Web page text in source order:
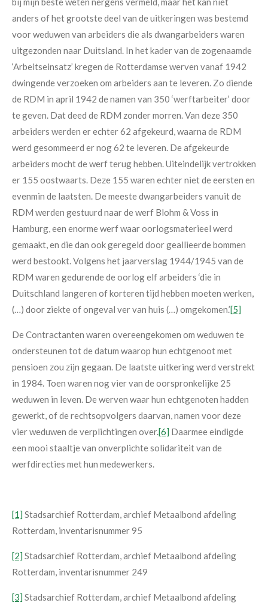
anders of het grootste deel van de uitkeringen was bestemd
voor weduwen van arbeiders die als dwangarbeiders waren
uitgezonden naar Duitsland. In het kader van de zogenaamde
‘Arbeitseinsatz’ kregen de Rotterdamse werven vanaf 1942
dwingende verzoeken om arbeiders aan te leveren. Zo diende
de RDM in april 1942 de namen van 350 ‘werftarbeiter’ door
te geven. Dat deed de RDM zonder morren. Van deze 350
arbeiders werden er echter 62 afgekeurd, waarna de RDM
werd gesommeerd er nog 62 te leveren. De afgekeurde
arbeiders mocht de werf terug hebben. Uiteindelijk vertrokken
er 155 oostwaarts. Deze 155 waren echter niet de eersten en
evenmin de laatsten. De meeste dwangarbeiders vanuit de
RDM werden gestuurd naar de werf Blohm & Voss in
Hamburg, een enorme werf waar oorlogsmaterieel werd
gemaakt, en die dan ook geregeld door geallieerde bommen
werd bestookt. Volgens het jaarverslag 1944/1945 van de
RDM waren gedurende de oorlog elf arbeiders ‘die in
Duitschland langeren of korteren tijd hebben moeten werken,
(…) door ziekte of ongeval ver van huis (…) omgekomen.’[5]
De Contractanten waren overeengekomen om weduwen te
ondersteunen tot de datum waarop hun echtgenoot met
pensioen zou zijn gegaan. De laatste uitkering werd verstrekt
in 1984. Toen waren nog vier van de oorspronkelijke 25
weduwen in leven. De werven waar hun echtgenoten hadden
gewerkt, of de rechtsopvolgers daarvan, namen voor deze
vier weduwen de verplichtingen over.[6] Daarmee eindigde
een mooi staaltje van onverplichte solidariteit van de
werfdirecties met hun medewerkers.
[1] Stadsarchief Rotterdam, archief Metaalbond afdeling
Rotterdam, inventarisnummer 95
[2] Stadsarchief Rotterdam, archief Metaalbond afdeling
Rotterdam, inventarisnummer 249
[3] Stadsarchief Rotterdam, archief Metaalbond afdeling